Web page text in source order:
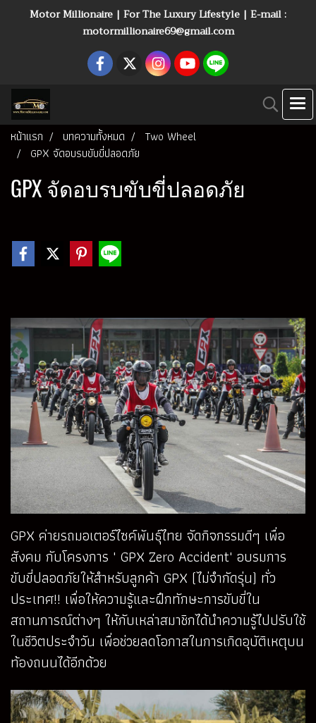
Motor Millionaire | For The Luxury Lifestyle | E-mail :
motormillionaire69@gmail.com
หน้าแรก บทความทั้งหมด
Two Wheel
GPX จัดอบรบขับขี่ปลอดภัย
GPX จัดอบรบขับขี่ปลอดภัย
GPX ค่ายรถมอเตอร์ไซค์พันธุ์ไทย จัดกิจกรรมดีๆ เพื่อ
สังคม กับโครงการ ' GPX Zero Accident' อบรมการ
ขับขี่ปลอดภัยให้สำหรับลูกค้า GPX (ไม่จำกัดรุ่น) ทั่ว
ประเทศ!! เพื่อให้ความรู้และฝึกทักษะการขับขี่ใน
สถานการณ์ต่างๆ ให้กับเหล่าสมาชิกได้นำความรู้ไปปรับใช้
ในชีวิตประจำวัน เพื่อช่วยลดโอกาสในการเกิดอุบัติเหตุบน
ท้องถนนได้อีกด้วย